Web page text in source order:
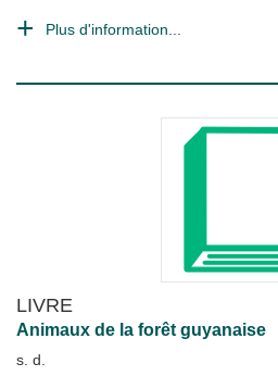
Plus d'information...
LIVRE
Animaux de la forêt guyanaise
s. d.